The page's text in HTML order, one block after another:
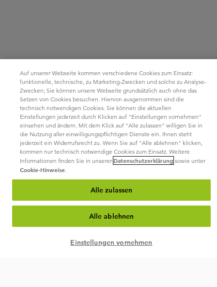
Auf unserer Webseite kommen verschiedene Cookies zum Einsatz:
funktionelle, technische, zu Marketing-Zwecken und solche zu Analyse-
Zwecken; Sie können unsere Webseite grundsätzlich auch ohne das
Setzen von Cookies besuchen. Hiervon ausgenommen sind die
technisch notwendigen Cookies. Sie können die aktuellen
Einstellungen jederzeit durch Klicken auf "Einstellungen vornehmen"
einsehen und ändern. Mit dem Klick auf "Alle zulassen" willigen Sie in
die Nutzung aller einwilligungspflichtigen Dienste ein. Ihnen steht
jederzeit ein Widerrufsrecht zu. Wenn Sie auf "Alle ablehnen" klicken,
kommen nur technisch notwendige Cookies zum Einsatz. Weitere
Informationen finden Sie in unserer Datenschutzerklärung sowie unter
Cookie-Hinweise.
Einstellungen vornehmen
Alle ablehnen
Alle zulassen